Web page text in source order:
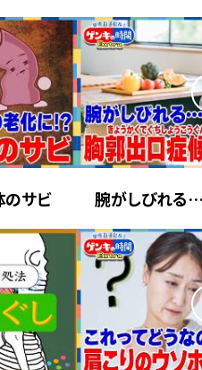
のサビ 腕がしびれる